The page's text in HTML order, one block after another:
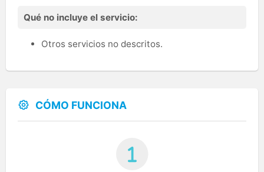
Qué no incluye el servicio:
Otros servicios no descritos.
CÓMO FUNCIONA